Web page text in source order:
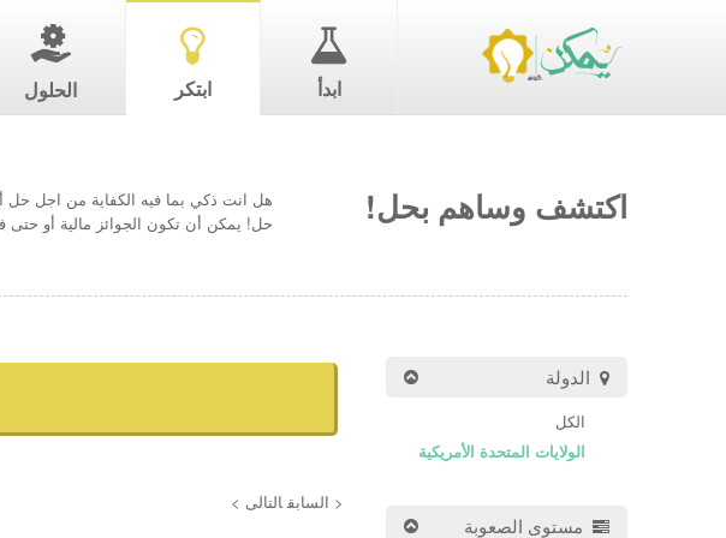
ابدأ ابتكر الحلول
اكتشف وساهم بحل!
هل انت ذكي بما فيه الكفاية من اجل حل
حل! يمكن أن تكون الجوائز مالية أو
الدولة
الكل
الولايات المتحدة الأمريكية
مستوى الصعوبة
< السابق التالى >